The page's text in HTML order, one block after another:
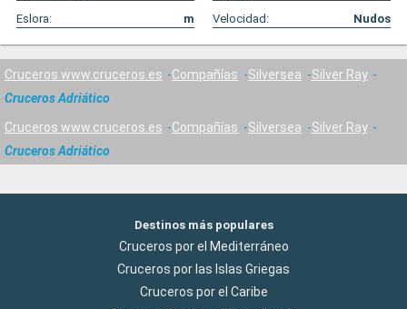
Eslora:
m Velocidad: Nudos
Cruceros www.cruceros.es Compañías Silversea
Silver Ray
Cruceros Adriático
Cruceros www.cruceros.es Compañías Silversea
Silver Ray
Cruceros Adriático
Destinos más populares
Cruceros por el Mediterráneo
Cruceros por las Islas Griegas
Cruceros por el Caribe